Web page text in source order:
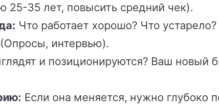
25-35 лет, повысить средний чек).
Что работает хорошо? Что
интервью).
и позиционируются? Ваш новый
Если она меняется, нужно глубоко